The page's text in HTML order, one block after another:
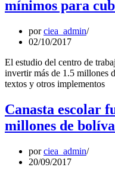
mínimos para
porciea_admin
02/10/2017
El estudio del centro de
invertir más de 1.5 millones
textos y otros implementos
Canasta escolar
millones de
porciea_admin
20/09/2017